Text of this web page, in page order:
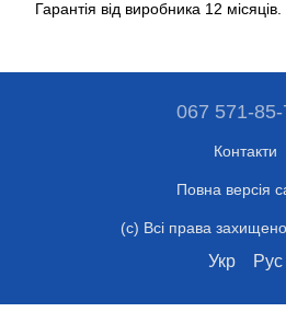
Гарантія від виробника 12 місяців.
067 571-
Контакти
Повна версія
(c) Всі права
Укр Рус